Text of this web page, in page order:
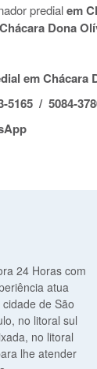
predialem
Dona
em Chácara
5165 / 5084-
24 Horas com
atua
de São
no litoral sul
no litoral
lhe atender